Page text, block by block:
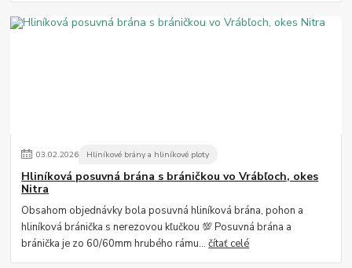
03.02.2026 Hliníkové brány a hliníkové ploty
Hliníková posuvná brána s bráničkou vo Vrábľoch, okes
Nitra
Obsahom objednávky bola posuvná hliníková brána, pohon a
hliníková bránička s nerezovou kľučkou 💯 Posuvná brána a
bránička je zo 60/60mm hrubého rámu...čítať celé